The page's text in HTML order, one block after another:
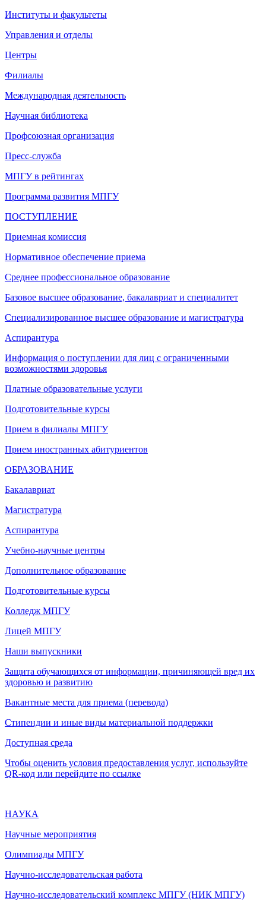
Институты и факультеты
Управления и отделы
Центры
Филиалы
Международная деятельность
Научная библиотека
Профсоюзная организация
Пресс-служба
МПГУ в рейтингах
Программа развития МПГУ
ПОСТУПЛЕНИЕ
Приемная комиссия
Нормативное обеспечение приема
Среднее профессиональное образование
Базовое высшее образование, бакалавриат и специалитет
Специализированное высшее образование и магистратура
Аспирантура
Информация о поступлении для лиц с ограниченными
возможностями здоровья
Платные образовательные услуги
Подготовительные курсы
Прием в филиалы МПГУ
Прием иностранных абитуриентов
ОБРАЗОВАНИЕ
Бакалавриат
Магистратура
Аспирантура
Учебно-научные центры
Дополнительное образование
Подготовительные курсы
Колледж МПГУ
Лицей МПГУ
Наши выпускники
Защита обучающихся от информации, причиняющей вред их
здоровью и развитию
Вакантные места для приема (перевода)
Стипендии и иные виды материальной поддержки
Доступная среда
Чтобы оценить условия предоставления услуг, используйте
QR-код или перейдите по ссылке
НАУКА
Научные мероприятия
Олимпиады МПГУ
Научно-исследовательская работа
Научно-исследовательский комплекс МПГУ (НИК МПГУ)